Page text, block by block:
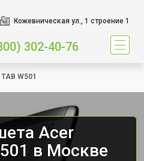
Кожевническая ул., 1 строение 1
302-40-76
W501
Acer
в Москве